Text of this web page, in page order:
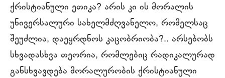
ქრისტიანული ეთიკა? არის კი ის მორალის
უნივერსალური სახელმძღვანელო, რომელსაც
შეუძლია, დაეყრდნოს კაცობრიობა?.. არსებობს
სხვადასხვა თეორია, რომლებიც რადიკალურად
განსხვავდება მორალურობის ქრისტიანული